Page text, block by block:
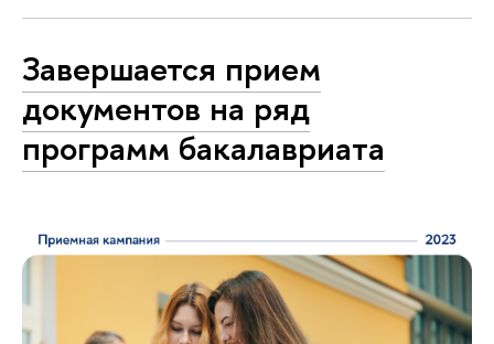
Завершается прием
документов на ряд
программ бакалавриата